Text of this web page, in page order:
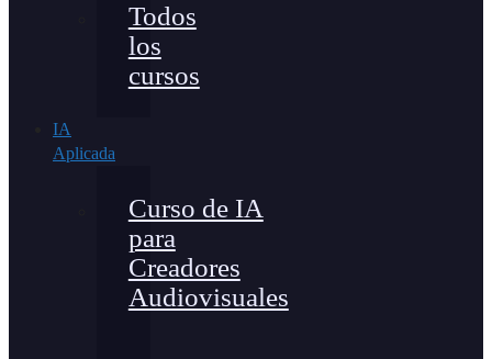
Todos
los
cursos
IA
Aplicada
Curso de IA
para
Creadores
Audiovisuales